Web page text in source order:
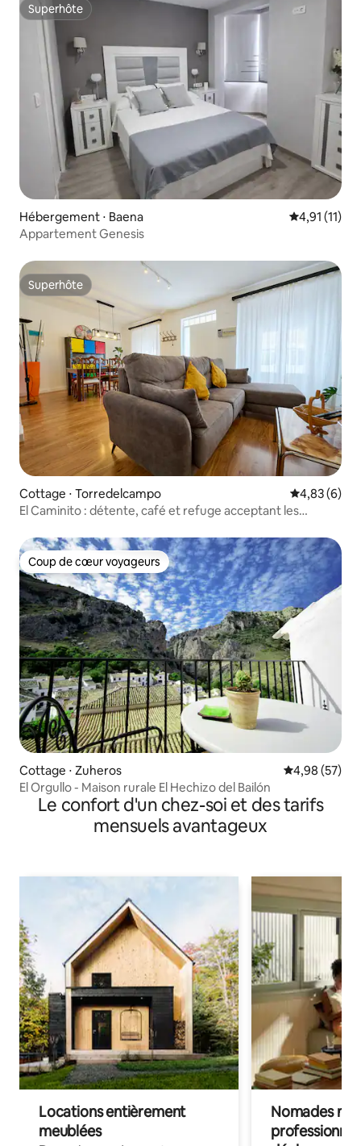
Superhôte
Superhôte
Hébergement ⋅ Baena Évaluation
4,91 (11)
Appartement Genesis
Superhôte
Superhôte
Cottage ⋅ Torredelcampo Évaluation
4,83 (6)
El Caminito : détente, café et refuge acceptant les
Coup de cœur voyageurs
Coup de cœur voyageurs
Cottage ⋅ Zuheros Évaluation
4,98 (57)
El Orgullo - Maison rurale El Hechizo del Bailón
Le confort d'un chez-soi et des tarifs
mensuels avantageux
Locations entièrement
meublées
Nomades